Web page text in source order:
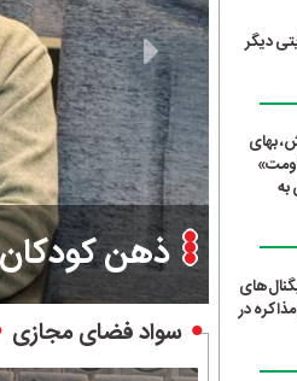
دیگر
بهای
به
در
ذهن کودکان
سواد فضای مجازی